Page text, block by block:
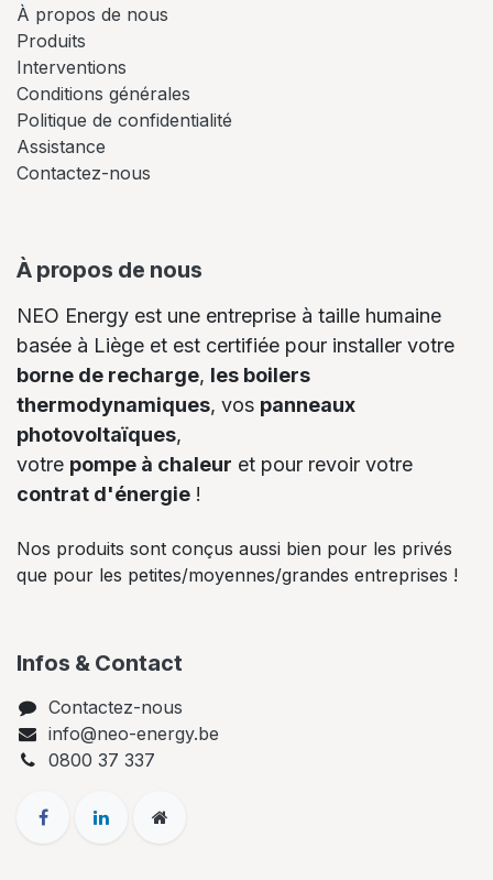
À propos de nous
Produits
Interventions
Conditions générales
Politique de confidentialité
Assistance
Contactez-nous
À propos de nous
NEO Energy est une entreprise à taille humaine
basée à Liège et est certifiée pour installer votre
borne de recharge, les boilers
thermodynamiques, vos panneaux
photovoltaïques,
votre pompe à chaleur et pour revoir votre
contrat d'énergie !
Nos produits sont conçus aussi bien pour les privés
que pour les petites/moyennes/grandes entreprises !
Infos & Contact
Contactez-nous
info@neo-energy.be
0800 37 337